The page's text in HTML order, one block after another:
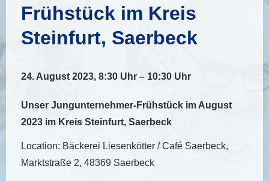
Frühstück im Kreis
Steinfurt, Saerbeck
24. August 2023, 8:30 Uhr – 10:30 Uhr
Unser Jungunternehmer-Frühstück im August
2023 im Kreis Steinfurt, Saerbeck
Location: Bäckerei Liesenkötter / Café Saerbeck,
Marktstraße 2, 48369 Saerbeck